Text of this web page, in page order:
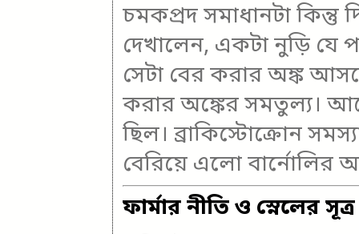
চমকপ্রদ সমাধানটা কিন্তু
দেখালেন, একটা নুড়ি যে
সেটা বের করার অঙ্ক
করার অঙ্কের সমতুল্য।
ছিল। ব্রাকিস্টোক্রোন
বেরিয়ে এলো বার্নোলির
ফার্মার নীতি ও স্নেলের সূত্র